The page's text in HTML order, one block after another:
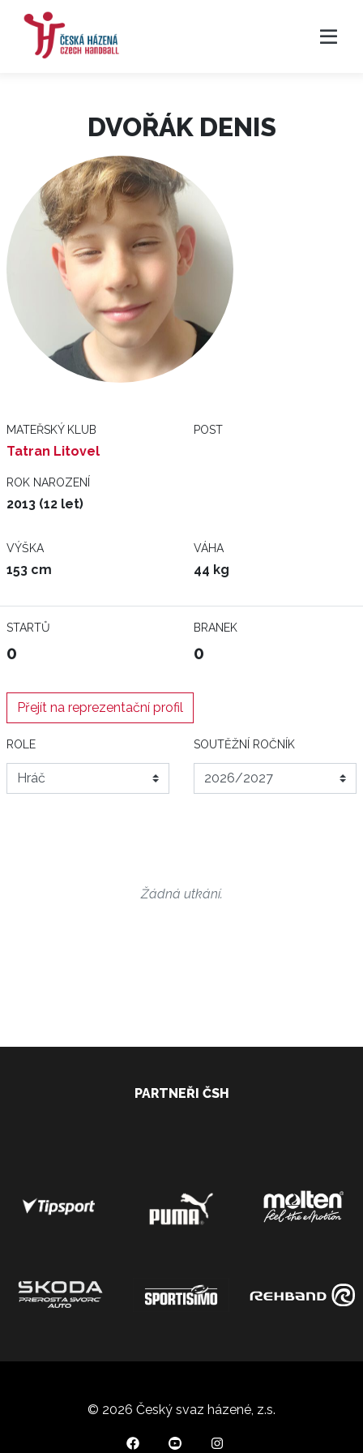
DVOŘÁK DENIS
MATEŘSKÝ KLUB
Tatran Litovel
POST
ROK NAROZENÍ
2013 (12 let)
VÝŠKA
153 cm
VÁHA
44 kg
STARTŮ
0
BRANEK
0
Přejít na reprezentační profil
ROLE SOUTĚŽNÍ ROČNÍK
Žádná utkání.
PARTNEŘI ČSH
© 2026 Český svaz házené, z.s.